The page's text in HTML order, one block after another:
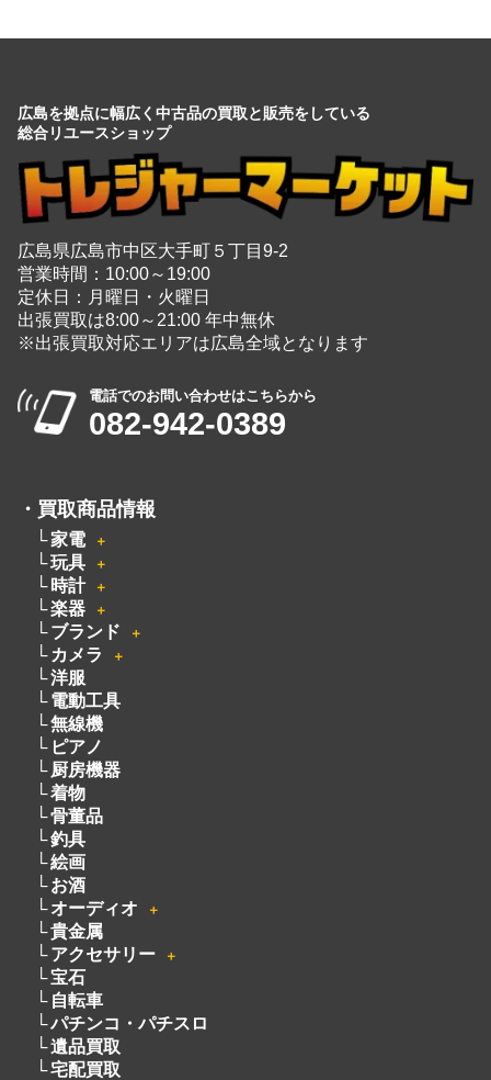
広島を拠点に幅広く中古品の買取と販売をしている
総合リユースショップ
広島県広島市中区大手町５丁目9-2
営業時間：10:00～19:00
定休日：月曜日・火曜日
出張買取は8:00～21:00 年中無休
※出張買取対応エリアは広島全域となります
電話でのお問い合わせはこちらから
082-942-0389
・ 買取商品情報
家電 ＋
玩具 ＋
時計 ＋
楽器 ＋
ブランド ＋
カメラ ＋
洋服
電動工具
無線機
ピアノ
厨房機器
着物
骨董品
釣具
絵画
お酒
オーディオ
＋
貴金属
アクセサリー
＋
宝石
自転車
パチンコ・パチスロ
遺品買取
宅配買取